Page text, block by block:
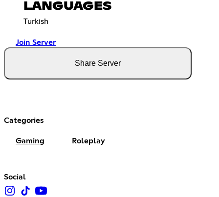
LANGUAGES
Turkish
Join Server
Share Server
Categories
Gaming Roleplay
Social